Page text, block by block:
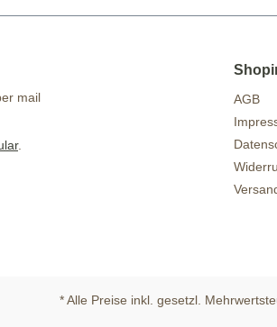
mail
.
AGB
* Alle Preise inkl. gesetzl.